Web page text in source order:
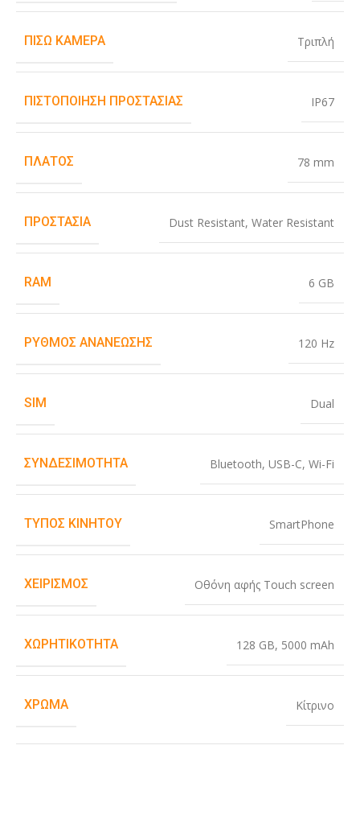
ΠΊΣΩ ΚΆΜΕΡΑ Τριπλή
ΠΙΣΤΟΠΟΊΗΣΗ ΠΡΟΣΤΑΣΊΑΣ IP67
ΠΛΆΤΟΣ 78 mm
ΠΡΟΣΤΑΣΊΑ Dust Resistant, Water Resistant
RAM 6 GB
ΡΥΘΜΌΣ ΑΝΑΝΈΩΣΗΣ 120 Hz
SIM Dual
ΣΥΝΔΕΣΙΜΌΤΗΤΑ Bluetooth, USB-C, Wi-Fi
ΤΎΠΟΣ ΚΙΝΗΤΟΎ SmartPhone
ΧΕΙΡΙΣΜΌΣ Οθόνη αφής Touch screen
ΧΩΡΗΤΙΚΌΤΗΤΑ 128 GB, 5000 mAh
ΧΡΏΜΑ Κίτρινο